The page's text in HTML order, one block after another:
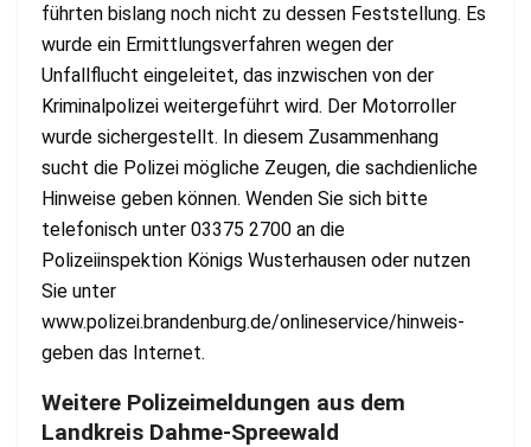
führten bislang noch nicht zu dessen Feststellung. Es
wurde ein Ermittlungsverfahren wegen der
Unfallflucht eingeleitet, das inzwischen von der
Kriminalpolizei weitergeführt wird. Der Motorroller
wurde sichergestellt. In diesem Zusammenhang
sucht die Polizei mögliche Zeugen, die sachdienliche
Hinweise geben können. Wenden Sie sich bitte
telefonisch unter 03375 2700 an die
Polizeiinspektion Königs Wusterhausen oder nutzen
Sie unter
www.polizei.brandenburg.de/onlineservice/hinweis-
geben das Internet.
Weitere Polizeimeldungen aus dem
Landkreis Dahme-Spreewald